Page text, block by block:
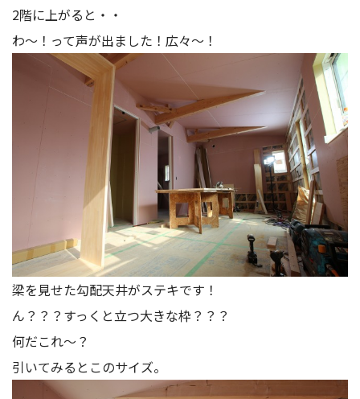
2階に上がると・・
わ～！って声が出ました！広々～！
梁を見せた勾配天井がステキです！
ん？？？すっくと立つ大きな枠？？？
何だこれ～？
引いてみるとこのサイズ。